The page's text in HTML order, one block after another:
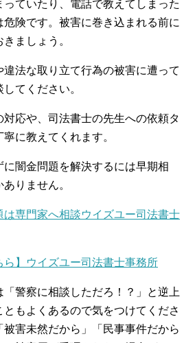
ていたり、電話で教えてしまった
険です。被害に巻き込まれる前に
ましょう。
違法な取り立て行為の被害に遭って
てください。
応や、司法書士の先生への依頼タ
に教えてくれます。
闇金問題を解決するには早期相
りません。
は専門家へ相談ウイズユー司法書士
ら】ウイズユー司法書士事務所
警察に相談しただろ！？」と逆上
ともよくあるので気をつけてくださ
害未然だから」「民事事件だから